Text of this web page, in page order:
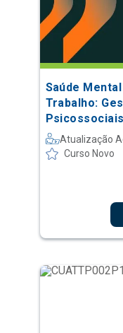
Saúde
Trabalho:
Atualização
Curso Novo